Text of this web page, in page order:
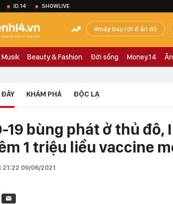
ID.14 SHOWLIVE
máy bay rơi ở ấn độ
Musik Beauty & Fashion Đời sống Money.14
KHÁM PHÁ ĐỘC LẠ
19 bùng phát ở thủ
1 triệu liều vaccine
21:22 09/06/2021